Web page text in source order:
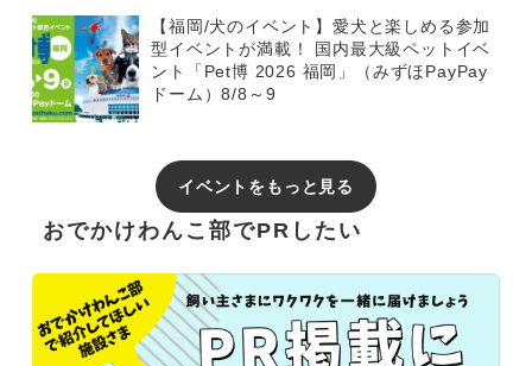
【福岡/犬のイベント】愛犬と楽しめる参加
型イベントが満載！ 国内最大級ペットイベ
ント「Pet博 2026 福岡」（みずほPayPay
ドーム）8/8～9
イベントをもっと見る
おでかけわんこ部でPRしたい